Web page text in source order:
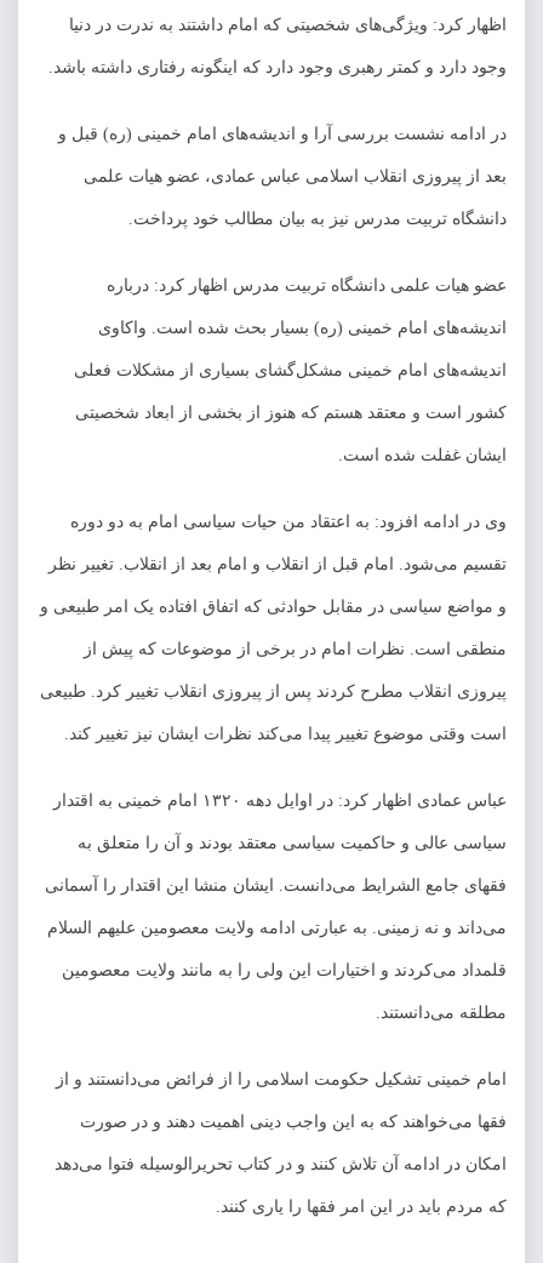
اظهار کرد: ویژگی‌های شخصیتی که امام داشتند به ندرت در دنیا
وجود دارد و کمتر رهبری وجود دارد که اینگونه رفتاری داشته باشد.
در ادامه نشست بررسی آرا و اندیشه‌های امام خمینی (ره) قبل و
بعد از پیروزی انقلاب اسلامی عباس عمادی، عضو هیات علمی
دانشگاه تربیت مدرس نیز به بیان مطالب خود پرداخت.
عضو هیات علمی دانشگاه تربیت مدرس اظهار کرد: درباره
اندیشه‌های امام خمینی (ره) بسیار بحث شده است. واکاوی
اندیشه‌های امام خمینی مشکل‌گشای بسیاری از مشکلات فعلی
کشور است و معتقد هستم که هنوز از بخشی از ابعاد شخصیتی
ایشان غفلت شده است.
وی در ادامه افزود: به اعتقاد من حیات سیاسی امام به دو دوره
تقسیم می‌شود. امام قبل از انقلاب و امام بعد از انقلاب. تغییر نظر
و مواضع سیاسی در مقابل حوادثی که اتفاق افتاده یک امر طبیعی و
منطقی است. نظرات امام در برخی از موضوعات که پیش از
پیروزی انقلاب مطرح کردند پس از پیروزی انقلاب تغییر کرد. طبیعی
است وقتی موضوع تغییر پیدا می‌کند نظرات ایشان نیز تغییر کند.
عباس عمادی اظهار کرد: در اوایل دهه ۱۳۲۰ امام خمینی به اقتدار
سیاسی عالی و حاکمیت سیاسی معتقد بودند و آن را متعلق به
فقها‌ی جامع الشرایط می‌دانست. ایشان منشا این اقتدار را آسمانی
می‌داند و نه زمینی. به عبارتی ادامه ولایت معصومین علیهم السلام
قلمداد می‌کردند و اختیارات این ولی را به مانند ولایت معصومین
مطلقه می‌دانستند.
امام خمینی تشکیل حکومت اسلامی را از فرائض می‌دانستند و از
فقها می‌خواهند که به این واجب دینی اهمیت دهند و در صورت
امکان در ادامه آن تلاش کنند و در کتاب تحریرالوسیله فتوا می‌دهد
که مردم باید در این امر فقها را یاری کنند.